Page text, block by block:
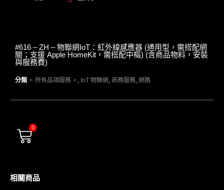
#616 – ZH – 物聯網IoT：紅外線感應器 (通用型，需搭配網
關；支援 Apple HomeKit，需搭配中樞) (含商品物料，安裝
與服務費)
分類 ✧ 所有品項服務 ✧, IoT 物聯網 , 商務服務, 網路
0
相關商品